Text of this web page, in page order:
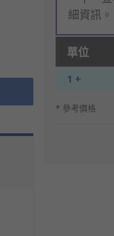
細資訊。
單位
1 +
* 參考價格